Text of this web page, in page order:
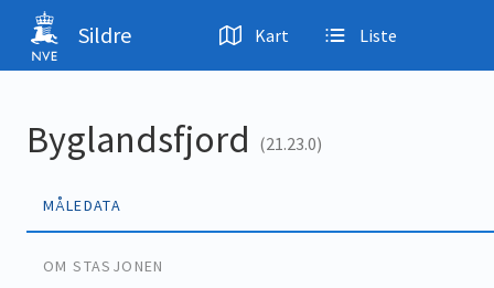
Hopp til hovedinnhold
Sildre Kart Liste
Byglandsfjord (21.23.0)
MÅLEDATA
OM STASJONEN